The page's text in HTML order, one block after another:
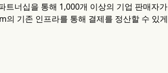
너십을 통해 1,000개 이상의 기업 판매자가
기존 인프라를 통해 결제를 정산할 수 있게